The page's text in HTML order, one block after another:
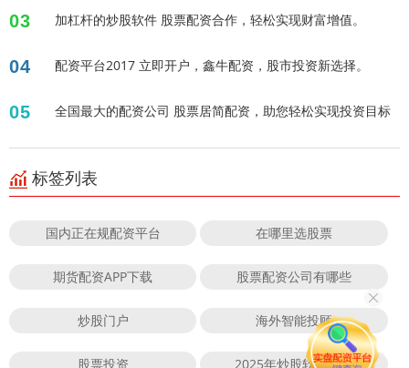
03 加杠杆的炒股软件 股票配资合作，轻松实现财富增值。
04 配资平台2017 立即开户，鑫牛配资，股市投资新选择。
05 全国最大的配资公司 股票居简配资，助您轻松实现投资目标
标签列表
国内正在规配资平台 在哪里选股票
期货配资APP下载 股票配资公司有哪些
炒股门户 海外智能投顾
股票投资 2025年炒股软件下载